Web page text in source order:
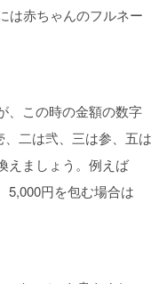
は赤ちゃんのフルネー
、この時の金額の数字
二は弐、三は参、五は
えましょう。例えば
円を包む場合は